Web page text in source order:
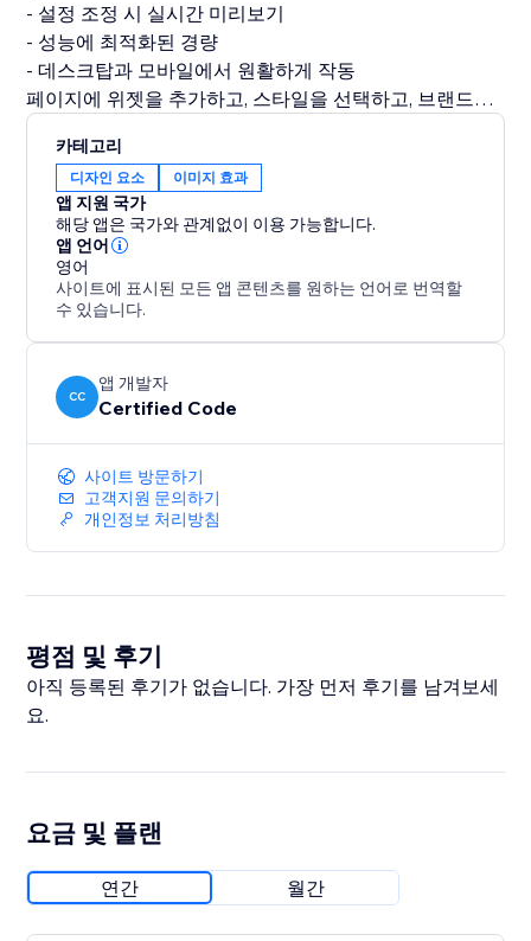
- 설정 조정 시 실시간 미리보기
- 성능에 최적화된 경량
- 데스크탑과 모바일에서 원활하게 작동
페이지에 위젯을 추가하고, 스타일을 선택하고, 브랜드에
잡하지 않고 종속성이 없습니다. 웹 사이트에 생기를 불어
넣는 아름다운 모션만 있으면 됩니다.
카테고리
디자인 요소 이미지 효과
앱 지원 국가
해당 앱은 국가와 관계없이 이용 가능합니다.
앱 언어
영어
사이트에 표시된 모든 앱 콘텐츠를 원하는 언어로 번역할
수 있습니다.
CC
앱 개발자
Certified Code
사이트 방문하기
고객지원 문의하기
개인정보 처리방침
평점 및 후기
아직 등록된 후기가 없습니다. 가장 먼저 후기를 남겨보세
요.
요금 및 플랜
연간 월간